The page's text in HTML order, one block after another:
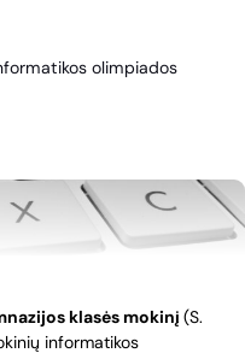
olimpiados
klasės mokinį (S.
informatikos